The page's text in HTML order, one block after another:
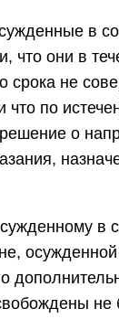
в
что они в
срока не
что по
о
в
осужденной
не